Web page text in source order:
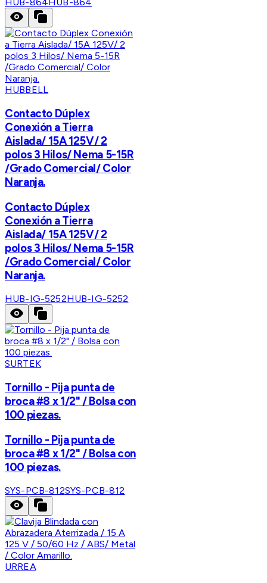
HUBBELL
Contacto Dúplex
Conexión a Tierra
Aislada/ 15A 125V/ 2
polos 3 Hilos/ Nema 5-15R
/Grado Comercial/ Color
Naranja.
Contacto Dúplex
Conexión a Tierra
Aislada/ 15A 125V/ 2
polos 3 Hilos/ Nema 5-15R
/Grado Comercial/ Color
Naranja.
HUB-IG-5252HUB-IG-5252
SURTEK
Tornillo - Pija punta de
broca #8 x 1/2" / Bolsa con
100 piezas.
Tornillo - Pija punta de
broca #8 x 1/2" / Bolsa con
100 piezas.
SYS-PCB-812SYS-PCB-812
URREA